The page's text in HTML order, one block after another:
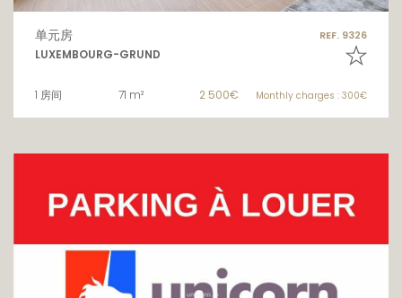
单元房 REF. 9326
LUXEMBOURG-GRUND
1 房间 71 m² 2 500€ Monthly charges : 300€